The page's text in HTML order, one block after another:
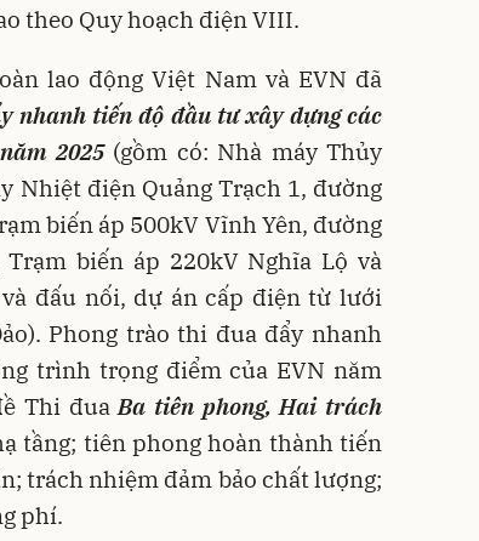
theo Quy hoạch điện VIII.
lao động Việt Nam và EVN đã
nhanh tiến độ đầu tư xây dựng các
2025(gồm có: Nhà máy Thủy
Nhiệt điện Quảng Trạch 1, đường
biến áp 500kV Vĩnh Yên, đường
biến áp 220kV Nghĩa Lộ và
đấu nối, dự án cấp điện từ lưới
Phong trào thi đua đẩy nhanh
trình trọng điểm của EVN năm
Thi đuaBa tiên phong, Hai trách
tầng; tiên phong hoàn thành tiến
trách nhiệm đảm bảo chất lượng;
phí.